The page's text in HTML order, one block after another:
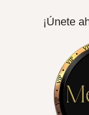
¡Únete